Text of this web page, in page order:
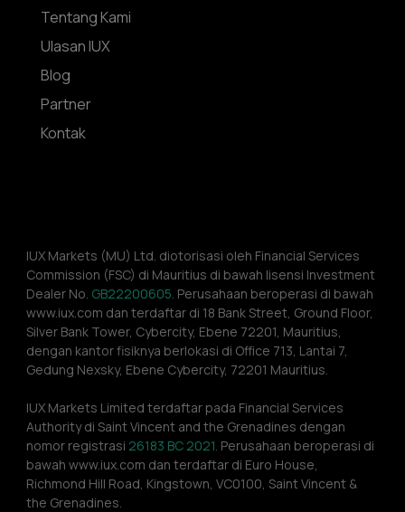
Tentang Kami
Ulasan IUX
Blog
Partner
Kontak
IUX Markets (MU) Ltd. diotorisasi oleh Financial Services
Commission (FSC) di Mauritius di bawah lisensi Investment
Dealer No. GB22200605. Perusahaan beroperasi di bawah
www.iux.com dan terdaftar di 18 Bank Street, Ground Floor,
Silver Bank Tower, Cybercity, Ebene 72201, Mauritius,
dengan kantor fisiknya berlokasi di Office 713, Lantai 7,
Gedung Nexsky, Ebene Cybercity, 72201 Mauritius.
IUX Markets Limited terdaftar pada Financial Services
Authority di Saint Vincent and the Grenadines dengan
nomor registrasi 26183 BC 2021. Perusahaan beroperasi di
bawah www.iux.com dan terdaftar di Euro House,
Richmond Hill Road, Kingstown, VC0100, Saint Vincent &
the Grenadines.